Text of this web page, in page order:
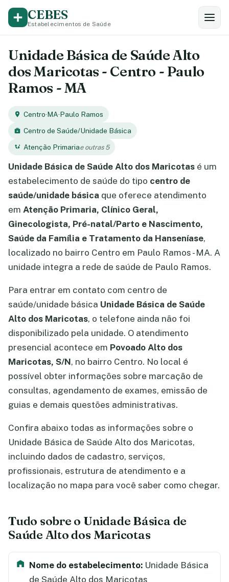
CEBES
Estabelecimentos de Saúde
Unidade Básica de Saúde Alto
dos Maricotas - Centro - Paulo
Ramos - MA
Centro·MA·Paulo Ramos
Centro de Saúde/Unidade Básica
Atenção Primariae outras 5
Unidade Básica de Saúde Alto dos Maricotas é um
estabelecimento de saúde do tipo centro de
saúde/unidade básica que oferece atendimento
em Atenção Primaria, Clínico Geral,
Ginecologista, Pré-natal/Parto e Nascimento,
Saúde da Família e Tratamento da Hanseníase,
localizado no bairro Centro em Paulo Ramos - MA. A
unidade integra a rede de saúde de Paulo Ramos.
Para entrar em contato com centro de
saúde/unidade básica Unidade Básica de Saúde
Alto dos Maricotas, o telefone ainda não foi
disponibilizado pela unidade. O atendimento
presencial acontece em Povoado Alto dos
Maricotas, S/N, no bairro Centro. No local é
possível obter informações sobre marcação de
consultas, agendamento de exames, emissão de
guias e demais questões administrativas.
Confira abaixo todas as informações sobre o
Unidade Básica de Saúde Alto dos Maricotas,
incluindo dados de cadastro, serviços,
profissionais, estrutura de atendimento e a
localização no mapa para você saber como chegar.
Tudo sobre o Unidade Básica de
Saúde Alto dos Maricotas
Nome do estabelecimento: Unidade Básica
de Saúde Alto dos Maricotas